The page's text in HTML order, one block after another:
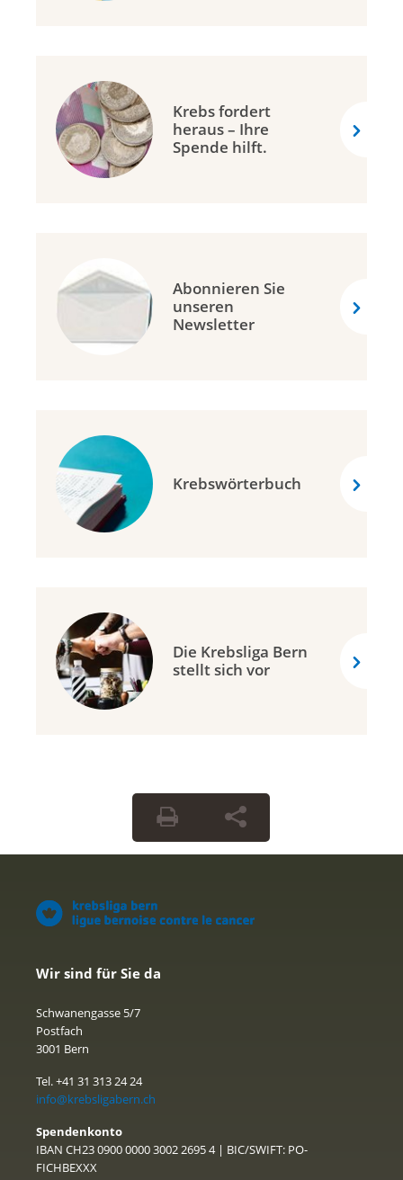
Krebs fordert
heraus – Ihre
Spende hilft.
Abonnieren Sie
unseren
Newsletter
Krebswörterbuch
Die Krebsliga Bern
stellt sich vor
Wir sind für Sie da
Schwanengasse 5/7
Postfach
3001 Bern
Tel. +41 31 313 24 24
info@krebsligabern.ch
Spendenkonto
IBAN CH23 0900 0000 3002 2695 4 | BIC/SWIFT: PO-
FICHBEXXX